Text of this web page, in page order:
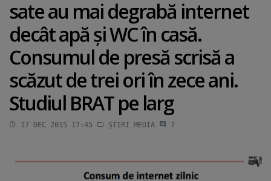
sate au mai degrabă internet
decât apă şi WC în casă.
Consumul de presă scrisă a
scăzut de trei ori în zece ani.
Studiul BRAT pe larg
17 DEC 2015 17:45 ȘTIRI MEDIA 7